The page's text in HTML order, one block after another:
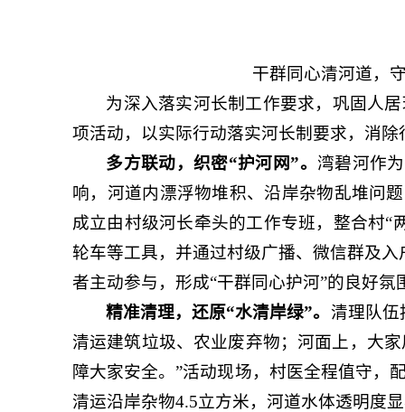
干群同心清河道，
为深入落实河长制工作要求，巩固人
项活动，以实际行动落实河长制要求，消
多方联动，织密“护河网”。 湾碧河作
响，河道内漂浮物堆积、沿岸杂物乱堆问
成立由村级河长牵头的工作专班，整合村“
轮车等工具，并通过村级广播、微信群及
者主动参与，形成“干群同心护河”的良好氛
精准清理，还原“水清岸绿”。 清理队伍
清运建筑垃圾、农业废弃物；河面上，大
障大家安全。”活动现场，村医全程值守，
清运沿岸杂物4.5立方米，河道水体透明度